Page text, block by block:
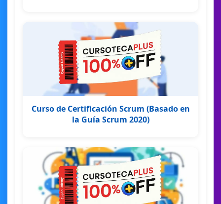
Curso de Certificación Scrum (Basado en
la Guía Scrum 2020)